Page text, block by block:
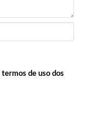
termos de uso dos